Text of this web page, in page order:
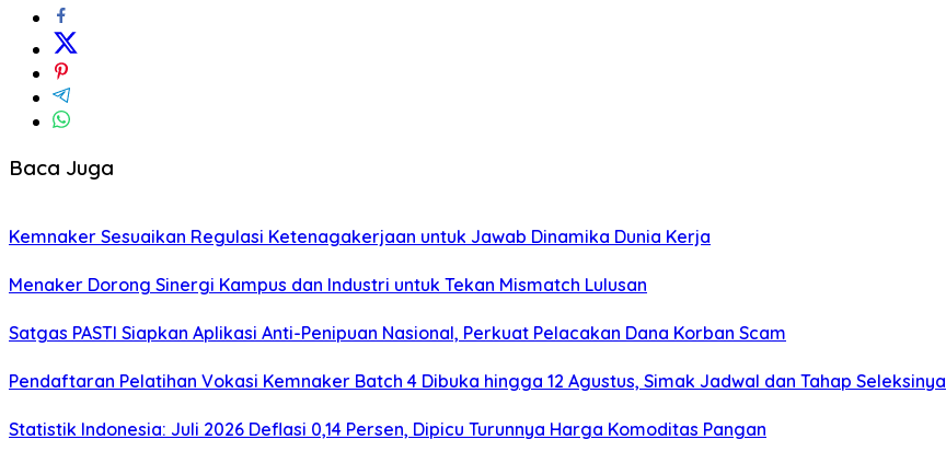
Baca Juga
Kemnaker Sesuaikan Regulasi Ketenagakerjaan untuk Jawab Dinamika Dunia Kerja
Menaker Dorong Sinergi Kampus dan Industri untuk Tekan Mismatch Lulusan
Satgas PASTI Siapkan Aplikasi Anti-Penipuan Nasional, Perkuat Pelacakan Dana Korban Scam
Pendaftaran Pelatihan Vokasi Kemnaker Batch 4 Dibuka hingga 12 Agustus, Simak Jadwal dan Tahap Seleksinya
Statistik Indonesia: Juli 2026 Deflasi 0,14 Persen, Dipicu Turunnya Harga Komoditas Pangan